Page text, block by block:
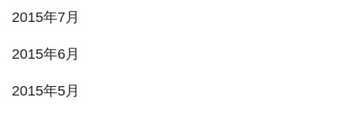
2015年7月
2015年6月
2015年5月